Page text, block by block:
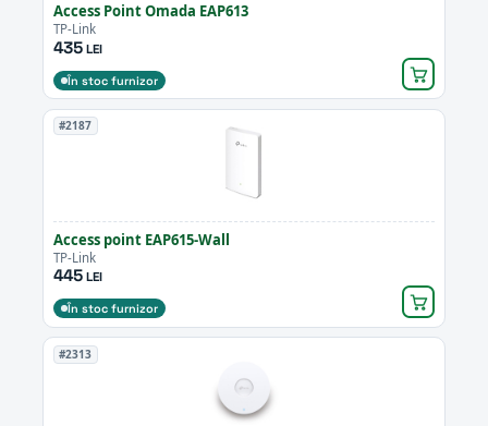
Access Point Omada EAP613
TP-Link
435LEI
În stoc furnizor
#2187
Access point EAP615-Wall
TP-Link
445LEI
În stoc furnizor
#2313